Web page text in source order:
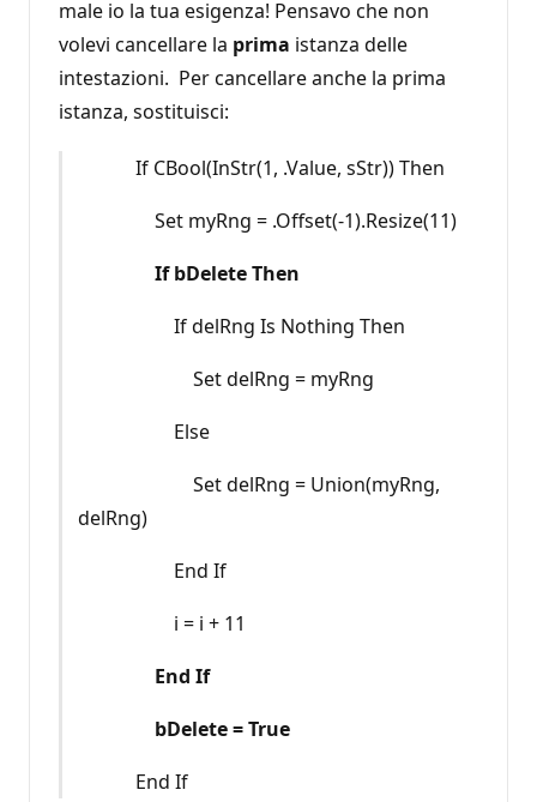
male io la tua esigenza! Pensavo che non
volevi cancellare la prima istanza delle
intestazioni. Per cancellare anche la prima
istanza, sostituisci:
If CBool(InStr(1, .Value, sStr)) Then
Set myRng = .Offset(-1).Resize(11)
If bDelete Then
If delRng Is Nothing Then
Set delRng = myRng
Else
Set delRng = Union(myRng,
delRng)
End If
i = i + 11
End If
bDelete = True
End If